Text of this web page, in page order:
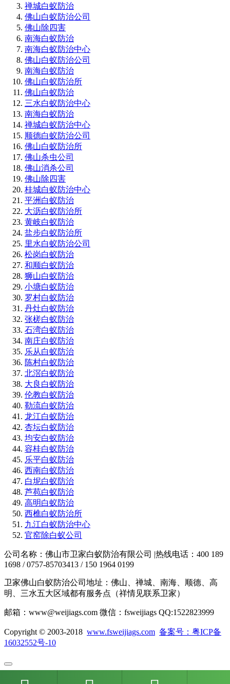
禅城白蚁防治
佛山白蚁防治公司
佛山除四害
南海白蚁防治
南海白蚁防治中心
佛山白蚁防治公司
南海白蚁防治
佛山白蚁防治所
佛山白蚁防治
三水白蚁防治中心
南海白蚁防治
禅城白蚁防治中心
顺德白蚁防治公司
佛山白蚁防治所
佛山杀虫公司
佛山消杀公司
佛山除四害
桂城白蚁防治中心
平洲白蚁防治
大沥白蚁防治所
黄岐白蚁防治
盐步白蚁防治所
里水白蚁防治公司
松岗白蚁防治
和顺白蚁防治
狮山白蚁防治
小塘白蚁防治
罗村白蚁防治
丹灶白蚁防治
张槎白蚁防治
石湾白蚁防治
南庄白蚁防治
乐从白蚁防治
陈村白蚁防治
北滘白蚁防治
大良白蚁防治
伦教白蚁防治
勒流白蚁防治
龙江白蚁防治
杏坛白蚁防治
均安白蚁防治
容桂白蚁防治
乐平白蚁防治
西南白蚁防治
白坭白蚁防治
芦苞白蚁防治
高明白蚁防治
西樵白蚁防治所
九江白蚁防治中心
官窑除白蚁公司
公司名称：佛山市卫家白蚁防治有限公司 |热线电话：400 189
1698 / 0757-85703413 / 150 1964 0199
卫家佛山白蚁防治公司地址：佛山、禅城、南海、顺德、高
明、三水五大区域都有服务点（祥情见联系卫家）
邮箱：www@weijiags.com 微信：fsweijiags QQ:1522823999
Copyright © 2003-2018 www.fsweijiags.com 备案号：粤ICP备
16032552号-10